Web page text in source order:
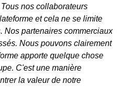
Tous nos collaborateurs
et cela ne se limite
Nos partenaires commerciaux
Nous pouvons clairement
apporte quelque chose
C'est une manière
la valeur de notre